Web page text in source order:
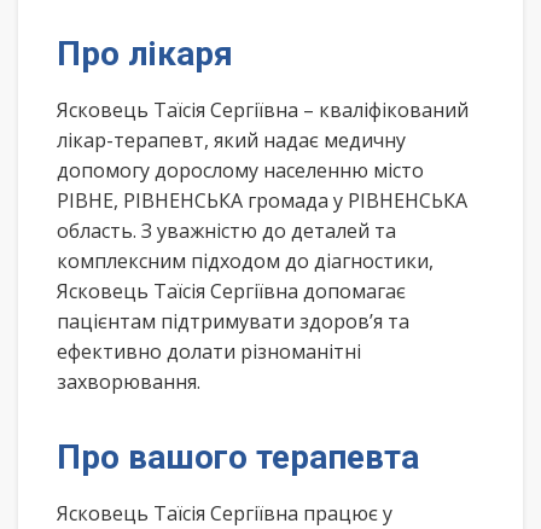
Про лікаря
Ясковець Таїсія Сергіївна – кваліфікований
лікар-терапевт, який надає медичну
допомогу дорослому населенню місто
РІВНЕ, РІВНЕНСЬКА громада у РІВНЕНСЬКА
область. З уважністю до деталей та
комплексним підходом до діагностики,
Ясковець Таїсія Сергіївна допомагає
пацієнтам підтримувати здоров’я та
ефективно долати різноманітні
захворювання.
Про вашого терапевта
Ясковець Таїсія Сергіївна працює у